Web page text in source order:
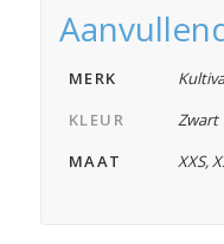
MERK
KLEUR
Zwart
MAAT
XXS,